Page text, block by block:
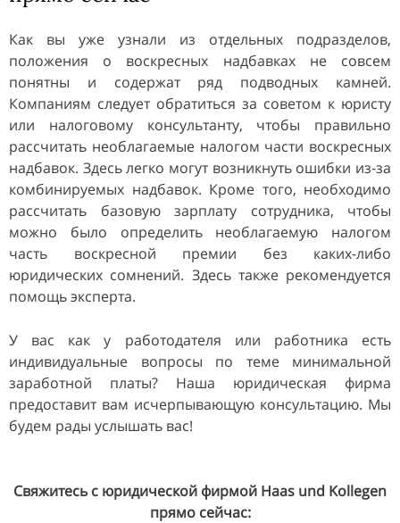
Как вы уже узнали из отдельных подразделов,
положения о воскресных надбавках не совсем
понятны и содержат ряд подводных камней.
Компаниям следует обратиться за советом к юристу
или налоговому консультанту, чтобы правильно
рассчитать необлагаемые налогом части воскресных
надбавок. Здесь легко могут возникнуть ошибки из-за
комбинируемых надбавок. Кроме того, необходимо
рассчитать базовую зарплату сотрудника, чтобы
можно было определить необлагаемую налогом
часть воскресной премии без каких-либо
юридических сомнений. Здесь также рекомендуется
помощь эксперта.
У вас как у работодателя или работника есть
индивидуальные вопросы по теме минимальной
заработной платы? Наша юридическая фирма
предоставит вам исчерпывающую консультацию. Мы
будем рады услышать вас!
Свяжитесь с юридической фирмой Haas und Kollegen
прямо сейчас: